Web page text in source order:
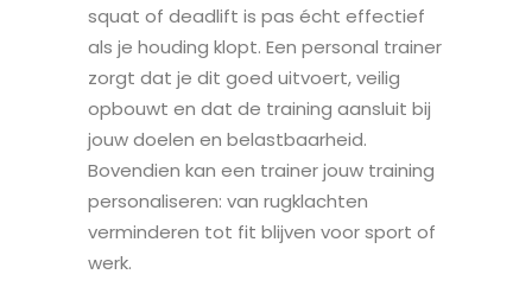
squat of deadlift is pas écht effectief
als je houding klopt. Een personal trainer
zorgt dat je dit goed uitvoert, veilig
opbouwt en dat de training aansluit bij
jouw doelen en belastbaarheid.
Bovendien kan een trainer jouw training
personaliseren: van rugklachten
verminderen tot fit blijven voor sport of
werk.